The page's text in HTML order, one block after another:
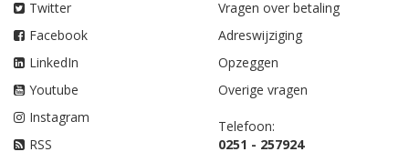
Twitter
Facebook
LinkedIn
Youtube
Instagram
RSS
Vragen over betaling
Adreswijziging
Opzeggen
Overige vragen
Telefoon:
0251 - 257924